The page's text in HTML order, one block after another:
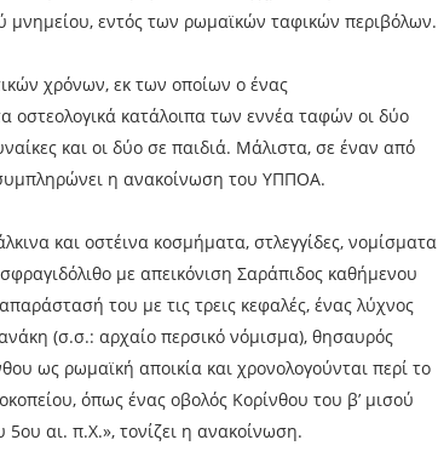
μνημείου, εντός των ρωμαϊκών ταφικών περιβόλων.
χρόνων, εκ των οποίων ο ένας
κατάλοιπα των εννέα ταφών οι δύο
και οι δύο σε παιδιά. Μάλιστα, σε έναν από
η ανακοίνωση του ΥΠΠΟΑ.
και οστέινα κοσμήματα, στλεγγίδες, νομίσματα
με απεικόνιση Σαράπιδος καθήμενου
του με τις τρεις κεφαλές, ένας λύχνος
(σ.σ.: αρχαίο περσικό νόμισμα), θησαυρός
ως ρωμαϊκή αποικία και χρονολογούνται περί το
όπως ένας οβολός Κορίνθου του β’ μισού
αι. π.Χ.», τονίζει η ανακοίνωση.